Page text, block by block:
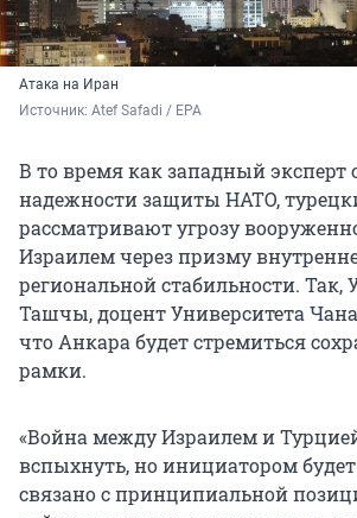
Атака на Иран
Источник: Atef Safadi / EPA
В то время как западный эксперт
надежности защиты НАТО,
рассматривают угрозу
Израилем через призму
региональной стабильности. Так,
Ташчы, доцент Университета
что Анкара будет стремиться
рамки.
«Война между Израилем и
вспыхнуть, но инициатором
связано с принципиальной